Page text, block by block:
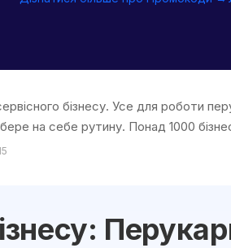
бізнесу. Усе для роботи
на себе рутину. Понад 1000